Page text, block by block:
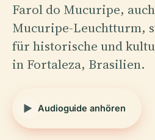
Farol do Mucuripe,
Mucuripe-Leuchtturm,
für historische und
in Fortaleza, Brasilien.
Audioguide anhören